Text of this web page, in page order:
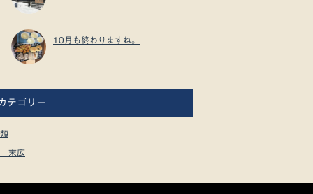
10月も終わりますね。
テゴリー
末広